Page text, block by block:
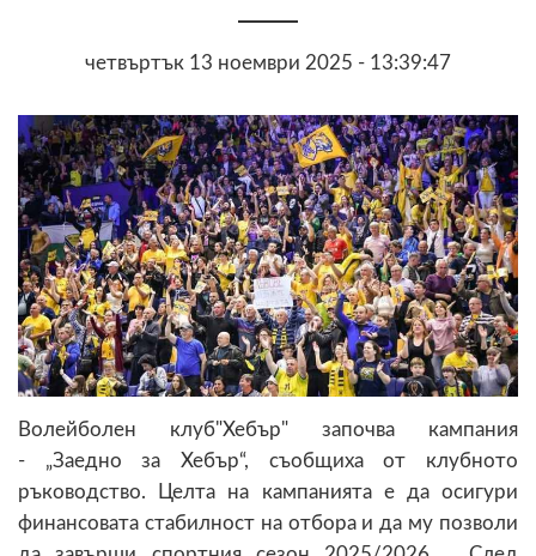
четвъртък 13 ноември 2025 - 13:39:47
Волейболен клуб"Хебър" започва кампания
- „Заедно за Хебър“, съобщиха от клубното
ръководство. Целта на кампанията е да осигури
финансовата стабилност на отбора и да му позволи